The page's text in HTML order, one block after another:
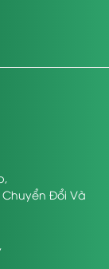
,
Chuyển Đổi Và
,